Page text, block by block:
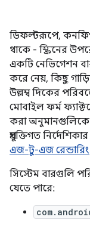
ডিফল্টরূপে,
থাকে - স্ক্রিনের
একটি নেভিগেশন
করে নেয়, কিছু
উল্লম্ব দিকের
মোবাইল ফর্ম
করা অনুমানগুলিকে
প্রযুক্তিগত
এজ-টু-এজ রেন্ডারিং
সিস্টেম বারগুলি
যেতে পারে: